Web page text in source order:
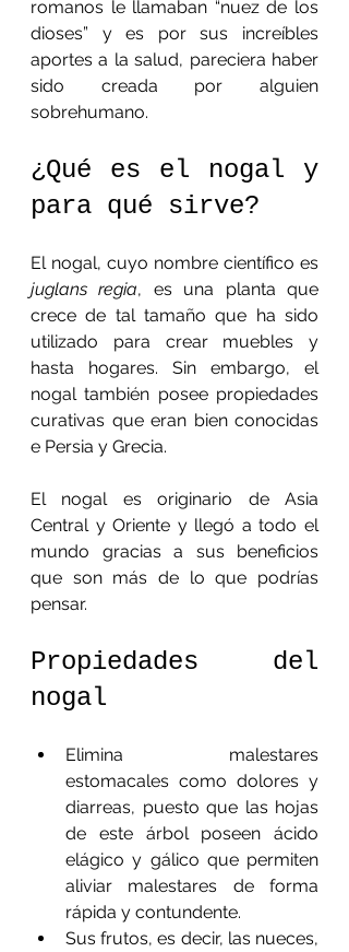
romanos le llamaban “nuez de los
dioses” y es por sus increíbles
aportes a la salud, pareciera haber
sido creada por alguien
sobrehumano.
¿Qué es el nogal y
para qué sirve?
juglans regia, es una planta que
crece de tal tamaño que ha sido
utilizado para crear muebles y
hasta hogares. Sin embargo, el
nogal también posee propiedades
curativas que eran bien conocidas
e Persia y Grecia.
El nogal es originario de Asia
Central y Oriente y llegó a todo el
mundo gracias a sus beneficios
que son más de lo que podrías
pensar.
Propiedades del
nogal
Elimina malestares
estomacales como dolores y
diarreas, puesto que las hojas
de este árbol poseen ácido
elágico y gálico que permiten
aliviar malestares de forma
rápida y contundente.
Sus frutos, es decir, las nueces,